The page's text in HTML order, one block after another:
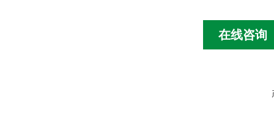
在线咨询